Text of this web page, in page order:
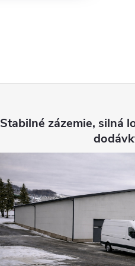
Stabilné zázemie, silná